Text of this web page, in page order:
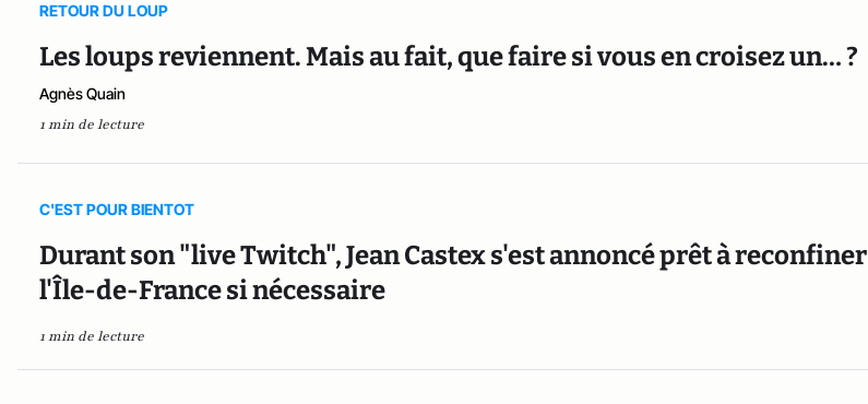
RETOUR DU LOUP
Les loups reviennent. Mais au fait, que faire si vous en croisez un… ?
Agnès Quain
1 min de lecture
C'EST POUR BIENTOT
Durant son "live Twitch", Jean Castex s'est annoncé prêt à reconfiner
l'Île-de-France si nécessaire
1 min de lecture